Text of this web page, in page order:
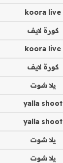
koora live
كورة لايف
koora live
كورة لايف
يلا شوت
yalla shoot
yalla shoot
يلا شوت
يلا شوت